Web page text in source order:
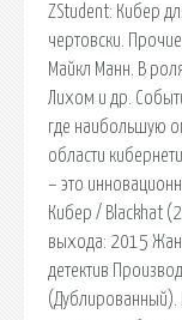
ZStudent: Кибер
чертовски.
Майкл Манн. В
Лихом и др.
где наибольшую
области
– это
Кибер / Blackhat
выхода: 2015
детектив
(Дублированный).